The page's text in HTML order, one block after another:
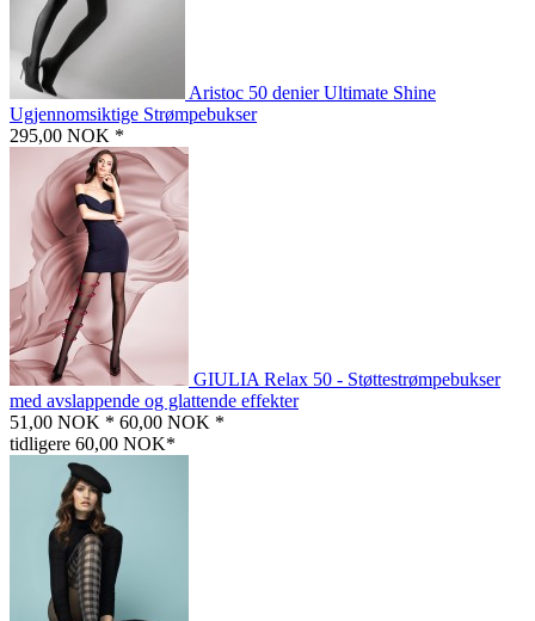
Aristoc 50 denier Ultimate Shine
Ugjennomsiktige Strømpebukser
295,00 NOK *
GIULIA Relax 50 - Støttestrømpebukser
med avslappende og glattende effekter
51,00 NOK * 60,00 NOK *
tidligere 60,00 NOK*